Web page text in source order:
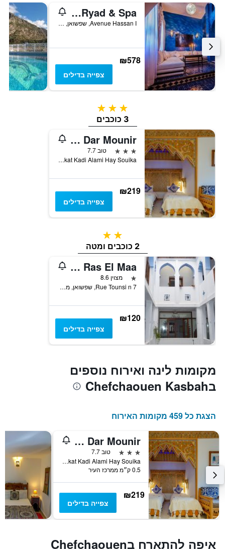
Lina Ryad & Spa
Avenue Hassan I, שפשואן, מרוקו
₪578
צפייה בדילים
3 כוכבים
3 כוכבים
Hotel Dar Mounir
3 כוכבים
טוב 7.7
Zankat Kadi Alami Hay Souika, שפשואן, מרוקו
₪219
צפייה בדילים
2 כוכבים
2 כוכבים ומטה
Hotel Ras El Maa
כוכב 1מצוין 8.6
Rue Tounsi n 7, שפשואן, מרוקו
₪120
צפייה בדילים
מקומות לינה ואירוח נוספים
בChefchaouen Kasbah
הצגת כל 459 מקומות האירוח
Hotel Dar Mounir
3 כוכבים
טוב 7.7
Zankat Kadi Alami Hay Souika, שפשואן, מרוקו
0.5 ק״מ ממרכז העיר
₪219
צפייה בדילים
איפה להתארח בChefchaouen